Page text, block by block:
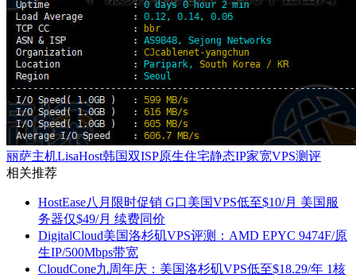
丽萨主机LisaHost韩国双ISP原生住宅静态IP家宽VPS测评
相关推荐
HostEase八月限时促销 G口美国VPS低至$10/月 美国服
务器仅$49/月 续费同价
DigitalCloud美国洛杉矶VPS评测：AMD EPYC 9474F/原
生IP/500Mbps带宽
CloudCone九周年庆：美国洛杉矶VPS低至$18.29/年 1核